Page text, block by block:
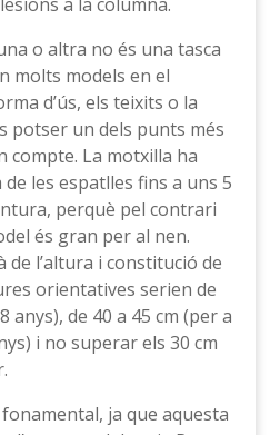
o altra no és una tasca
molts models en el
d’ús, els teixits o la
potser un dels punts més
La motxilla ha
de les espatlles fins a uns 5
perquè pel contrari
és gran per al nen.
de l’altura i constitució de
orientatives serien de
anys), de 40 a 45 cm (per a
i no superar els 30 cm
ja que aquesta